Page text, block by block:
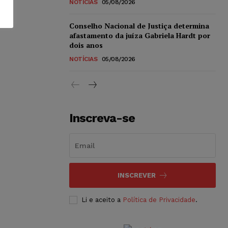
NOTÍCIAS 05/08/2026
Conselho Nacional de Justiça determina
afastamento da juíza Gabriela Hardt por
dois anos
NOTÍCIAS 05/08/2026
Inscreva-se
INSCREVER
Li e aceito a Política de Privacidade.